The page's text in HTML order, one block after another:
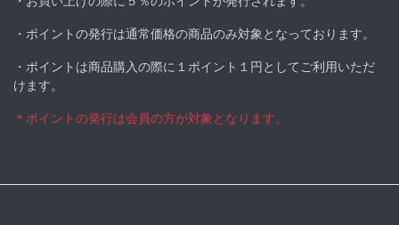
・ポイントの発行は通常価格の商品のみ対象となっております。
・ポイントは商品購入の際に１ポイント１円としてご利用いただ
けます。
＊ポイントの発行は会員の方が対象となります。